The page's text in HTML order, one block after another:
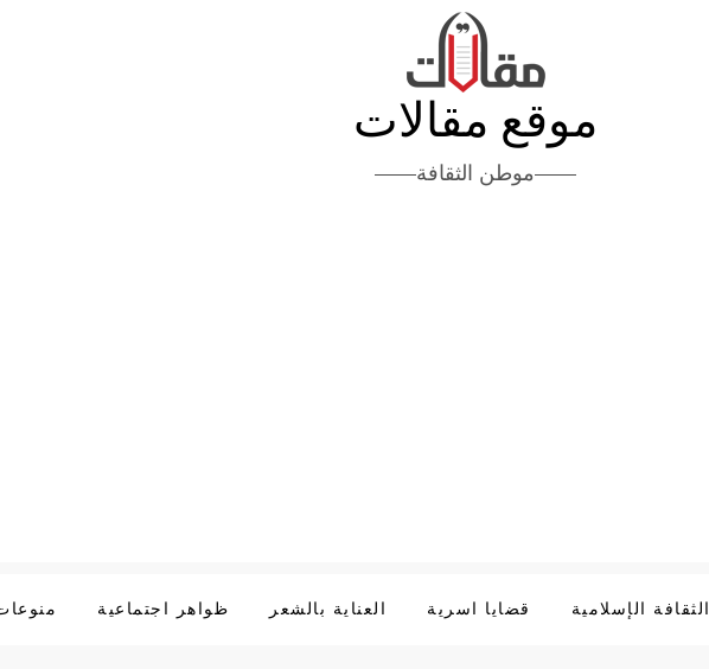
موقع مقالات
موطن الثقافة
الثقافة الإسلامية قضايا اسرية العناية بالشعر ظواهر اجتماعية